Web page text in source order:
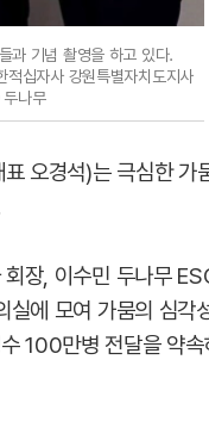
과 기념 촬영을 하고 있다.
십자사 강원특별자치도지사
나무
오경석)는 극심한 가
장, 이수민 두나무
에 모여 가뭄의 심각
100만병 전달을 약속